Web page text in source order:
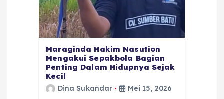
Maraginda Hakim Nasution
Mengakui Sepakbola Bagian
Penting Dalam Hidupnya Sejak
Kecil
Dina Sukandar Mei 15, 2026